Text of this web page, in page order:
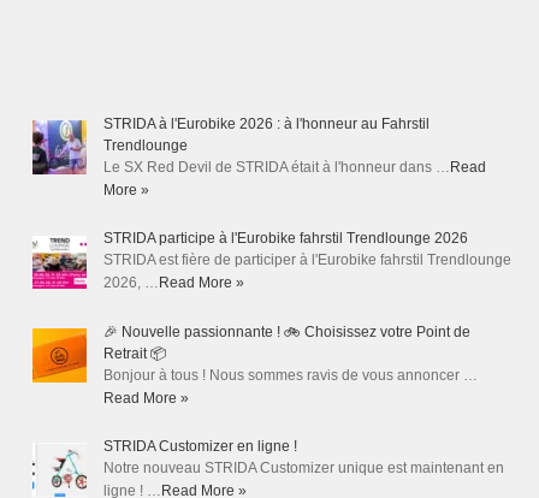
STRIDA à l'Eurobike 2026 : à l'honneur au Fahrstil
Trendlounge
Le SX Red Devil de STRIDA était à l'honneur dans …Read
More »
STRIDA participe à l'Eurobike fahrstil Trendlounge 2026
STRIDA est fière de participer à l'Eurobike fahrstil Trendlounge
2026, …Read More »
🎉 Nouvelle passionnante ! 🚲 Choisissez votre Point de
Retrait 📦
Bonjour à tous ! Nous sommes ravis de vous annoncer …
Read More »
STRIDA Customizer en ligne !
Notre nouveau STRIDA Customizer unique est maintenant en
ligne ! …Read More »